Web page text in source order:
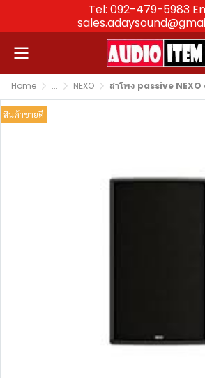
Tel: 092-479-5983
Home ... NEXO ลำโพง passive NEXO
สินค้าขายดี